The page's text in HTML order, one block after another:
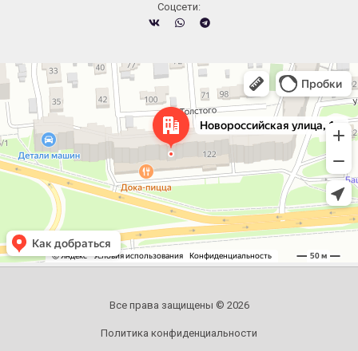
Cоцсети:
Челябинск
Новороссийская улица, 122 — Яндекс.Карты
Все права защищены © 2026
Политика конфиденциальности